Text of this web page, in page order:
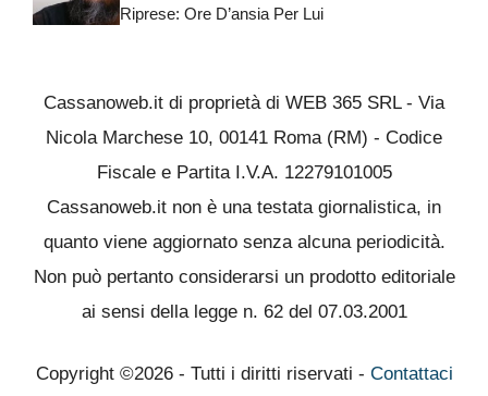
Riprese: Ore D’ansia Per Lui
Cassanoweb.it di proprietà di WEB 365 SRL - Via
Nicola Marchese 10, 00141 Roma (RM) - Codice
Fiscale e Partita I.V.A. 12279101005
Cassanoweb.it non è una testata giornalistica, in
quanto viene aggiornato senza alcuna periodicità.
Non può pertanto considerarsi un prodotto editoriale
ai sensi della legge n. 62 del 07.03.2001
Copyright ©2026 - Tutti i diritti riservati - Contattaci